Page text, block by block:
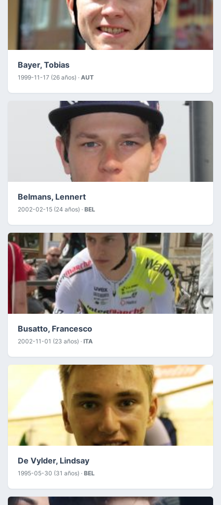
Bayer, Tobias
1999-11-17 (26 años) · AUT
Belmans, Lennert
2002-02-15 (24 años) · BEL
Busatto, Francesco
2002-11-01 (23 años) · ITA
De Vylder, Lindsay
1995-05-30 (31 años) · BEL